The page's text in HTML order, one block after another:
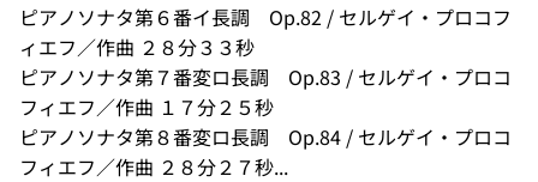
ピアノソナタ第６番イ長調　Op.82 / セルゲイ・プロコフ
ィエフ／作曲 ２８分３３秒
ピアノソナタ第７番変ロ長調　Op.83 / セルゲイ・プロコ
フィエフ／作曲 １７分２５秒
ピアノソナタ第８番変ロ長調　Op.84 / セルゲイ・プロコ
フィエフ／作曲 ２８分２７秒...